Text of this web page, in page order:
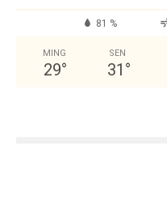
81 %
MING
29°
SEN
31 °